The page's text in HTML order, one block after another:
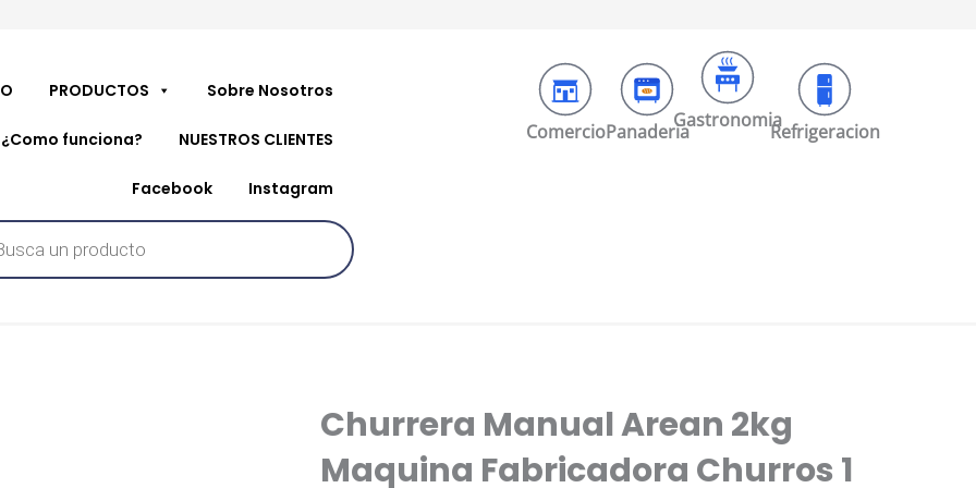
PRODUCTOS Sobre Nosotros
¿Como funciona? NUESTROS CLIENTES
Facebook
Instagram
Refrigeracion
Gastronomia
Panaderia
Comercio
Churrera Manual Arean 2kg
Maquina Fabricadora Churros 1